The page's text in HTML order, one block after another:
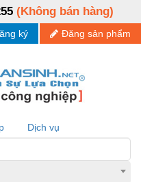
(Không bán hàng)
Đăng sản phẩm
ký
Dịch vụ